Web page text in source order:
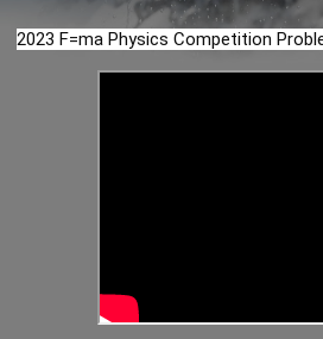
2023 F=ma Physics Competition